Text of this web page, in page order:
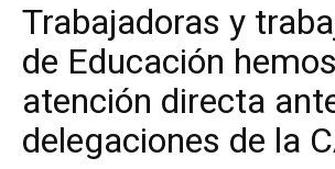
Trabajadoras y
de Educación
atención directa
delegaciones de la